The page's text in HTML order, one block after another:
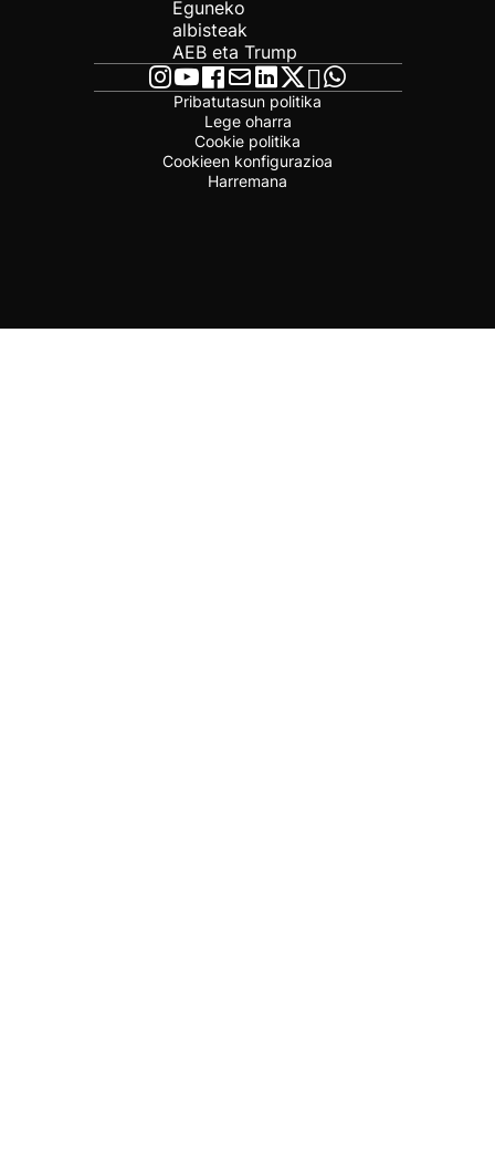
Eguneko
albisteak
AEB eta Trump
Pribatutasun politika
Lege oharra
Cookie politika
Cookieen konfigurazioa
Harremana